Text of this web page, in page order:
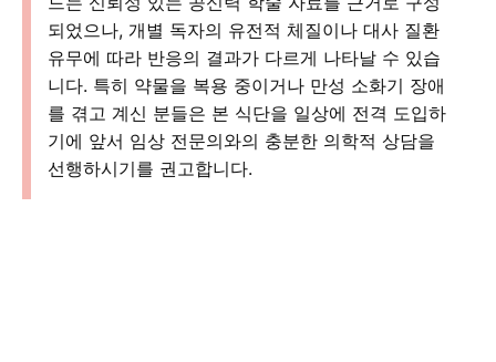
되었으나, 개별 독자의 유전적 체질이나 대사 질환
유무에 따라 반응의 결과가 다르게 나타날 수 있습
니다. 특히 약물을 복용 중이거나 만성 소화기 장애
를 겪고 계신 분들은 본 식단을 일상에 전격 도입하
기에 앞서 임상 전문의와의 충분한 의학적 상담을
선행하시기를 권고합니다.